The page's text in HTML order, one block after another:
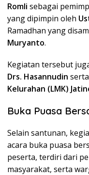
Romli sebagai
yang dipimpin oleh
Ramadhan yang
Muryanto.
Kegiatan tersebut
Drs. Hasannudin
Kelurahan (LMK)
Buka Puasa
Selain santunan,
acara buka puasa
peserta, terdiri dari
masyarakat, serta